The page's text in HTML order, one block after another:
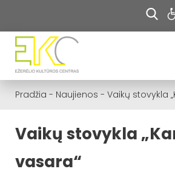
Pradžia - Naujienos - Vaikų stovykla
Vaikų stovykla
vasara“